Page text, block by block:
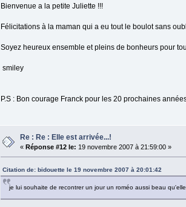
Bienvenue a la petite Juliette !!!
Félicitations à la maman qui a eu tout le boulot sans
Soyez heureux ensemble et pleins de bonheurs pour
smiley
P.S : Bon courage Franck pour les 20 prochaines
Re : Re : Elle est arrivée...!
« Réponse #12 le: 19 novembre 2007 à 21:59:00 »
Citation de: bidouette le 19 novembre 2007 à 20:01:42
je lui souhaite de recontrer un jour un roméo aussi beau qu'elle